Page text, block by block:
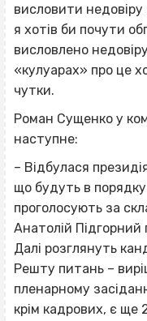
висловити
я хотів би почути
висловлено
«кулуарах» про це
чутки.
Роман Сущенко у
наступне:
– Відбулася
що будуть в
проголосують за
Анатолій
Далі розглянуть
Решту питань –
пленарному
крім кадрових, є ще